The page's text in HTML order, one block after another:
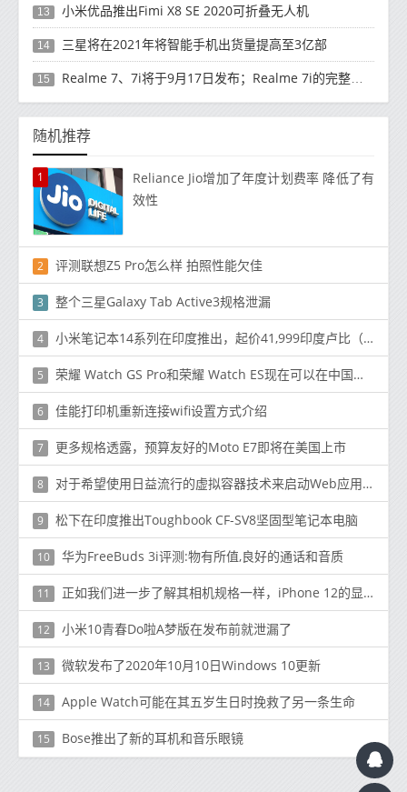
13 小米优品推出Fimi X8 SE 2020可折叠无人机
14 三星将在2021年将智能手机出货量提高至3亿部
15 Realme 7、7i将于9月17日发布；Realme 7i的完整规格并导致泄漏
随机推荐
1
Reliance Jio增加了年度计划费率 降低了有
效性
2 评测联想Z5 Pro怎么样 拍照性能欠佳
3 整个三星Galaxy Tab Active3规格泄漏
4 小米笔记本14系列在印度推出，起价41,999印度卢比（550美元），并配备英特尔第10代处理器
5 荣耀 Watch GS Pro和荣耀 Watch ES现在可以在中国进行预订了
6 佳能打印机重新连接wifi设置方式介绍
7 更多规格透露，预算友好的Moto E7即将在美国上市
8 对于希望使用日益流行的虚拟容器技术来启动Web应用程序的客户
9 松下在印度推出Toughbook CF-SV8坚固型笔记本电脑
10 华为FreeBuds 3i评测:物有所值,良好的通话和音质
11 正如我们进一步了解其相机规格一样，iPhone 12的显示屏泄漏了
12 小米10青春Do啦A梦版在发布前就泄漏了
13 微软发布了2020年10月10日Windows 10更新
14 Apple Watch可能在其五岁生日时挽救了另一条生命
15 Bose推出了新的耳机和音乐眼镜